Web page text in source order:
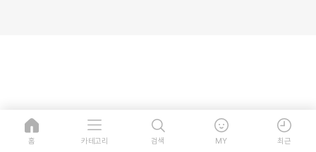
홈 카테고리 검색 MY 최근